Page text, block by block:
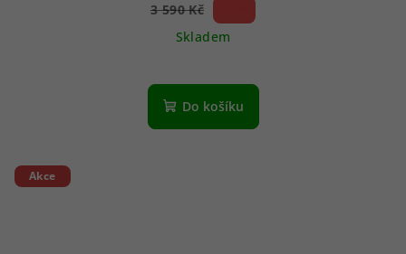
3 590 Kč
Skladem
Do košíku
Akce